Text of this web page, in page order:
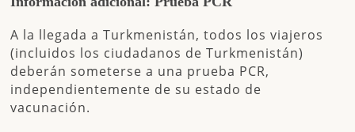
A la llegada a Turkmenistán, todos los viajeros
(incluidos los ciudadanos de Turkmenistán)
deberán someterse a una prueba PCR,
independientemente de su estado de
vacunación.